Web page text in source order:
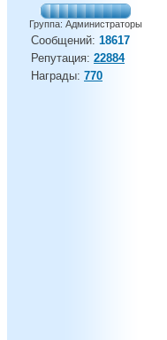
Группа: Администраторы
Сообщений: 18617
Репутация: 22884
Награды: 770